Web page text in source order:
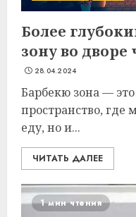
Более
зону во дворе
28.04.2024
Барбекю зона —
пространство, где
еду, но и...
ЧИТАТЬ ДАЛЕЕ
1 мин чтения